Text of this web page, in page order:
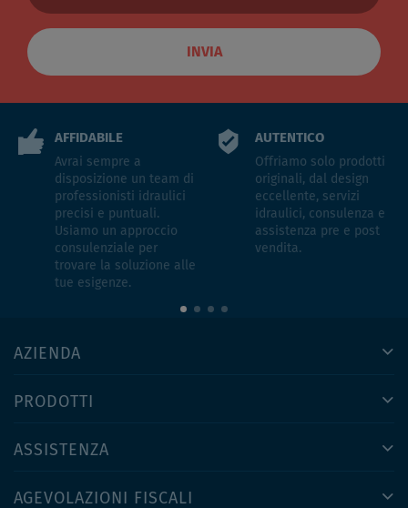
INVIA
AFFIDABILE
Avrai sempre a
disposizione un team di
professionisti idraulici
precisi e puntuali.
Usiamo un approccio
consulenziale per
trovare la soluzione alle
tue esigenze.
AUTENTICO
Offriamo solo prodotti
originali, dal design
eccellente, servizi
idraulici, consulenza e
assistenza pre e post
vendita.
AZIENDA
PRODOTTI
ASSISTENZA
AGEVOLAZIONI FISCALI